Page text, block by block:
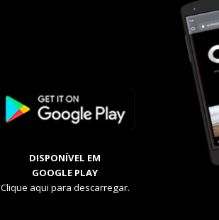
DISPONÍVEL EM
GOOGLE PLAY
Clique aqui para descarregar.